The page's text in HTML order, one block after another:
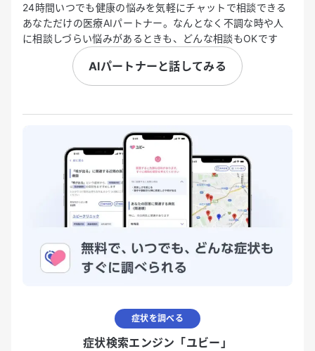
24時間いつでも健康の悩みを気軽にチャットで相談できる
あなただけの医療AIパートナー。なんとなく不調な時や人
に相談しづらい悩みがあるときも、どんな相談もOKです
AIパートナーと話してみる
症状を調べる
症状検索エンジン「ユビー」